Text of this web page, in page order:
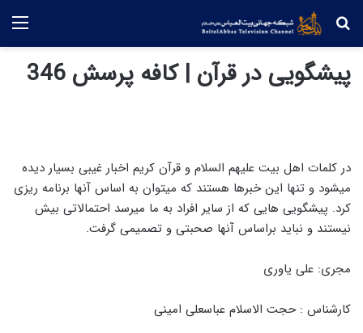
جستجو
پیشگویی در قرآن | کافه پرسش 346
در کلمات اهل بیت علیهم السلام و قرآن کریم اخبار غیبی بسیار دیده
میشود و تنها این خبرها هستند که میتوان به اساس آنها برنامه ریزی
کرد. پیشگویی هایی که از سایر افراد به ما میرسد احتمالاتی بیش
نیستند و نباید براساس آنها صحبتی و تصمیمی گرفت.
مجری: علی یاوری
کارشناس : حجت الاسلام عباسعلی امینی